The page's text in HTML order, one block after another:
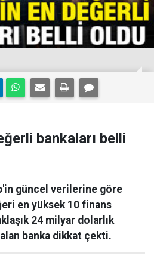
bankaları belli
güncel verilerine göre
en yüksek 10 finans
24 milyar dolarlık
banka dikkat çekti.